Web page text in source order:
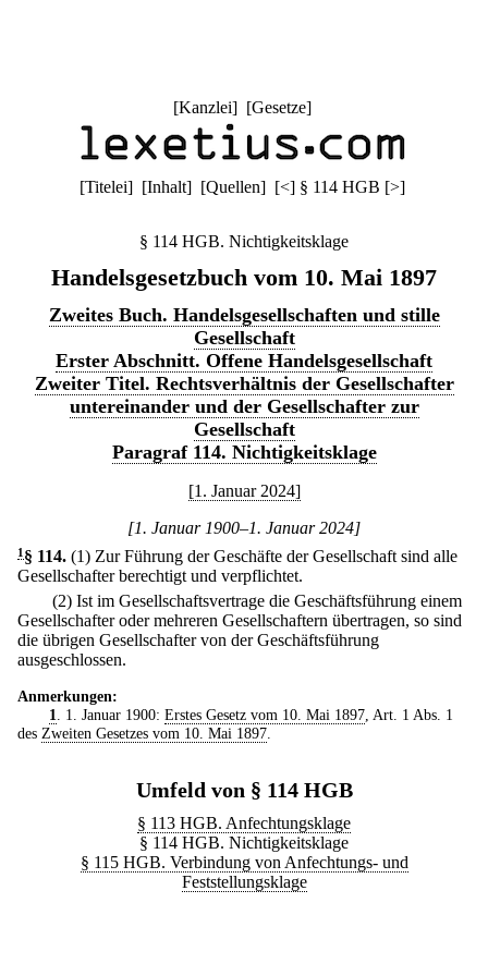
[Kanzlei] [Gesetze]
[Titelei] [Inhalt] [Quellen] [<] § 114 HGB [>]
§ 114 HGB. Nichtigkeitsklage
Handelsgesetzbuch vom 10. Mai 1897
Zweites Buch. Handelsgesellschaften und stille
Gesellschaft
Erster Abschnitt. Offene Handelsgesellschaft
Zweiter Titel. Rechtsverhältnis der Gesellschafter
untereinander und der Gesellschafter zur
Gesellschaft
Paragraf 114. Nichtigkeitsklage
[1. Januar 2024]
[1. Januar 1900–1. Januar 2024]
1 § 114. (1) Zur Führung der Geschäfte der Gesellschaft sind alle
Gesellschafter berechtigt und verpflichtet.
(2) Ist im Gesellschaftsvertrage die Geschäftsführung einem
Gesellschafter oder mehreren Gesellschaftern übertragen, so sind
die übrigen Gesellschafter von der Geschäftsführung
ausgeschlossen.
Anmerkungen:
1. 1. Januar 1900: Erstes Gesetz vom 10. Mai 1897, Art. 1 Abs. 1
des Zweiten Gesetzes vom 10. Mai 1897.
Umfeld von § 114 HGB
§ 113 HGB. Anfechtungsklage
§ 114 HGB. Nichtigkeitsklage
§ 115 HGB. Verbindung von Anfechtungs- und
Feststellungsklage